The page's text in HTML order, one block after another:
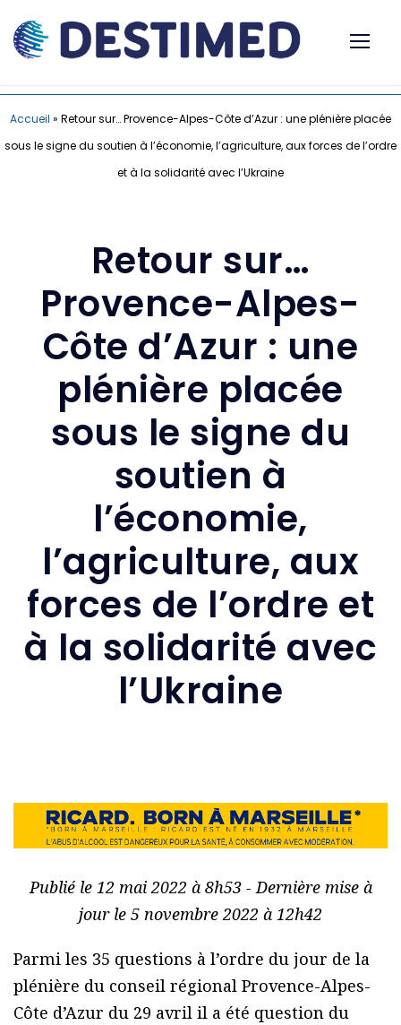
Accueil » Retour sur… Provence-Alpes-Côte d’Azur : une plénière placée
sous le signe du soutien à l’économie, l’agriculture, aux forces de l’ordre
et à la solidarité avec l’Ukraine
Retour sur…
Provence-Alpes-
Côte d’Azur : une
plénière placée
sous le signe du
soutien à
l’économie,
l’agriculture, aux
forces de l’ordre et
à la solidarité avec
l’Ukraine
Publié le 12 mai 2022 à 8h53 - Dernière mise à
jour le 5 novembre 2022 à 12h42
Parmi les 35 questions à l’ordre du jour de la
plénière du conseil régional Provence-Alpes-
Côte d’Azur du 29 avril il a été question du